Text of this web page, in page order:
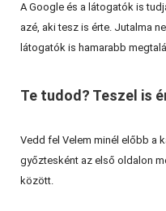
A Google és a látogatók is
azé, aki tesz is érte. Jutalma
látogatók is hamarabb
Te tudod? Teszel is
Vedd fel Velem minél előbb a
győztesként az első oldalon
között.